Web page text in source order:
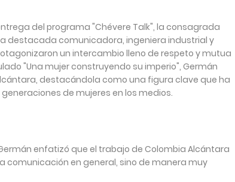
del programa "Chévere Talk", la consagrada
destacada comunicadora, ingeniera industrial y
un intercambio lleno de respeto y mutua
"Una mujer construyendo su imperio", Germán
destacándola como una figura clave que ha
de mujeres en los medios.
enfatizó que el trabajo de Colombia Alcántara
comunicación en general, sino de manera muy